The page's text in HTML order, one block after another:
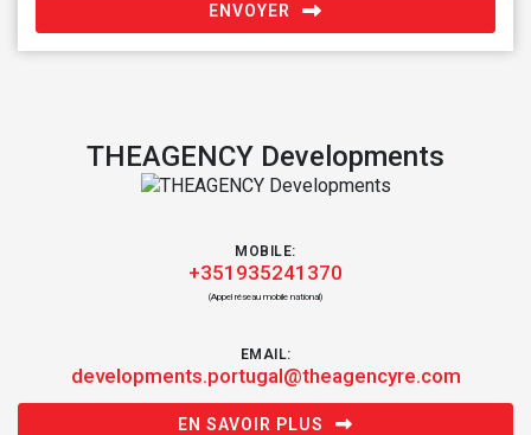
ENVOYER
THEAGENCY Developments
MOBILE:
+351935241370
(Appel réseau mobile national)
EMAIL:
developments.portugal@theagencyre.com
EN SAVOIR PLUS